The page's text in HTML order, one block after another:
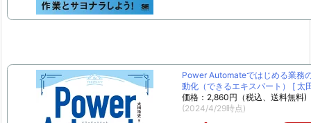
Power Automateではじめる業務
動化（できるエキスパート） [ 太
価格：2,860円（税込、送料無料)
(2024/4/29時点)